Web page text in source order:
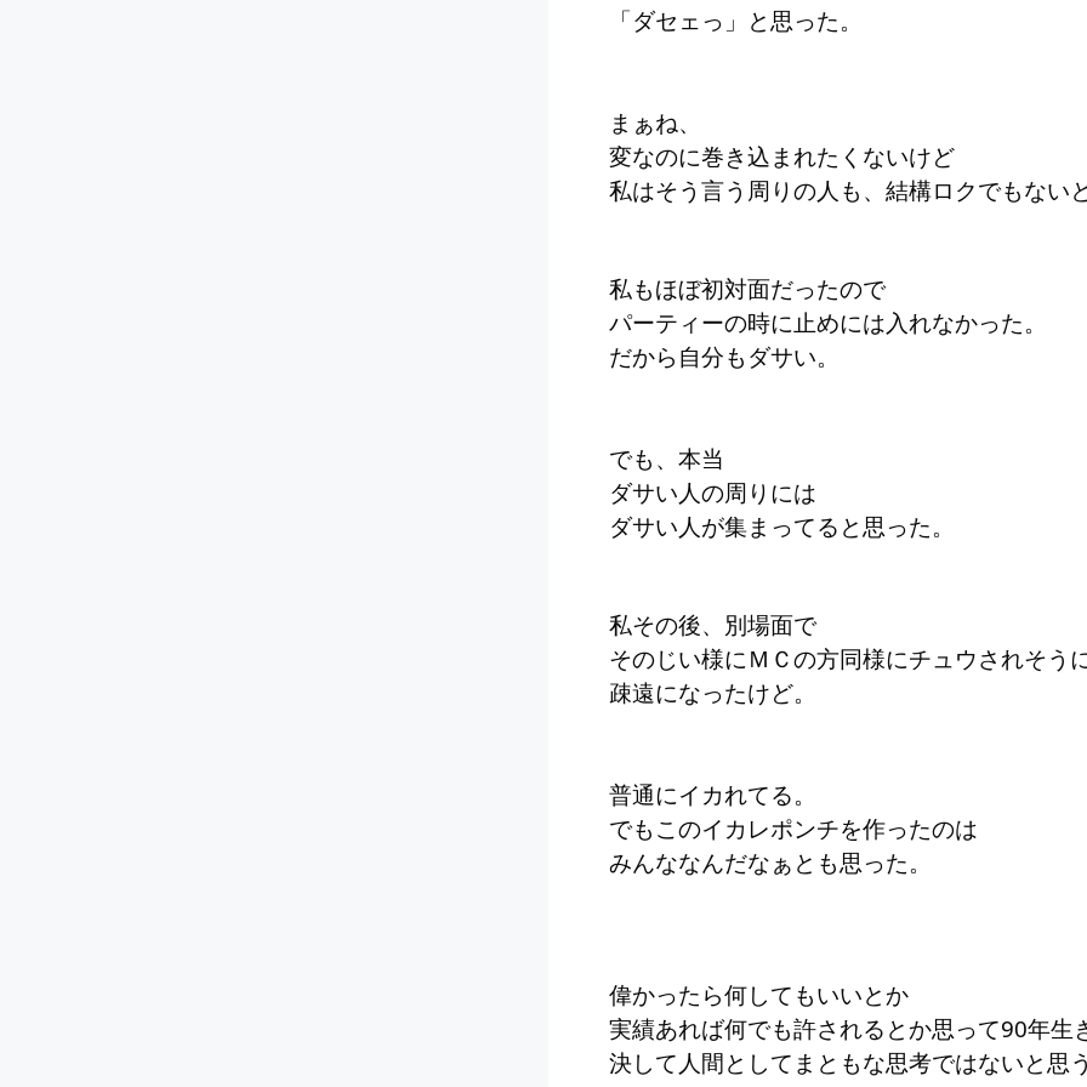
「ダセェっ」と思った。
まぁね、
変なのに巻き込まれたくないけど
私はそう言う周りの人も、結構ロクでもない
私もほぼ初対面だったので
パーティーの時に止めには入れなかった。
だから自分もダサい。
でも、本当
ダサい人の周りには
ダサい人が集まってると思った。
私その後、別場面で
そのじい様にＭＣの方同様にチュウされそう
疎遠になったけど。
普通にイカれてる。
でもこのイカレポンチを作ったのは
みんななんだなぁとも思った。
偉かったら何してもいいとか
実績あれば何でも許されるとか思って90年生
決して人間としてまともな思考ではないと思